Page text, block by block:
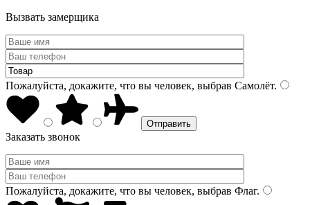
Вызвать замерщика
Пожалуйста, докажите, что вы человек, выбрав Самолёт.
Заказать звонок
Пожалуйста, докажите, что вы человек, выбрав Флаг.